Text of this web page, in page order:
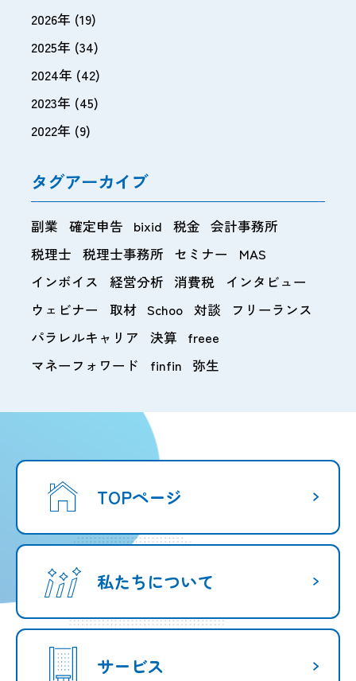
2026年 (19)
2025年 (34)
2024年 (42)
2023年 (45)
2022年 (9)
タグアーカイブ
副業 確定申告 bixid 税金 会計事務所
税理士
税理士事務所 セミナー
MAS
インボイス
経営分析 消費税
インタビュー
ウェビナー
取材 Schoo 対談
フリーランス
パラレルキャリア
決算
freee
マネーフォワード
finfin 弥生
TOPページ
私たちについて
サービス